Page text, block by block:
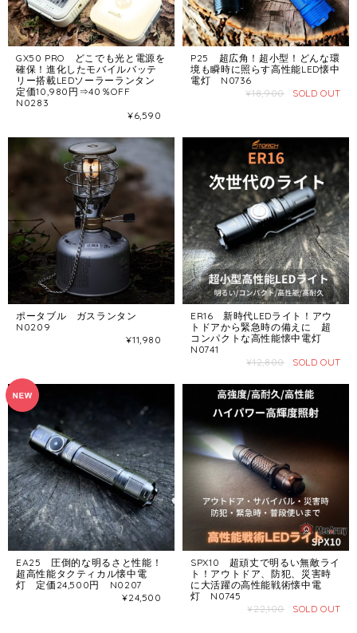
GX50 PRO どこでも光と電源を
確保！進化したモバイルバッテ
リー搭載LEDソーラーランタン
定価10,980円⇒40％OFF
N0283
¥6,590
P25 超広角！超小型！どんな環
境も瞬時に照らす高性能LED懐中
電灯 N0736
¥18,900
SOLD OUT
ポータブル ガスランタン
N0209
¥11,980
ER16 新時代LEDライト！アウ
トドアから緊急時の備えに 超
コンパクトな高性能懐中電灯
N0741
¥12,800
SOLD OUT
EA25 圧倒的な明るさと性能！
超高性能タクティカル懐中電
灯 定価24,500円 N0207
¥24,500
SPX10 超頑丈で明るい無敵ライ
ト！アウトドア、防犯、災害時
に大活躍の高性能戦術懐中電
灯 N0745
¥22,100
SOLD OUT